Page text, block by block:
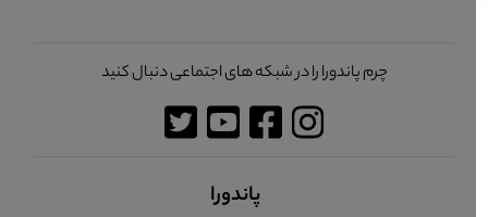
چرم پاندورا را در شبکه های اجتماعی دنبال کنید
پاندورا